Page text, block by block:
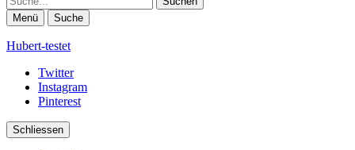
Menü Suche
Hubert-testet
Twitter
Instagram
Pinterest
Schliessen